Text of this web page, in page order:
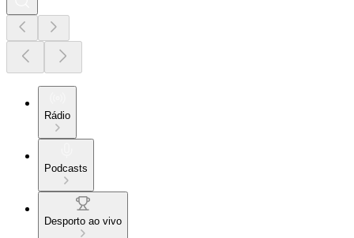
Rádio
Podcasts
Desporto ao vivo